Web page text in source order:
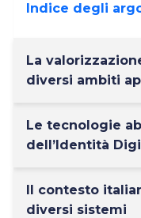
Indice degli
La
diversi ambiti
Le tecnologie
dell’Identità
Il contesto
diversi sistemi